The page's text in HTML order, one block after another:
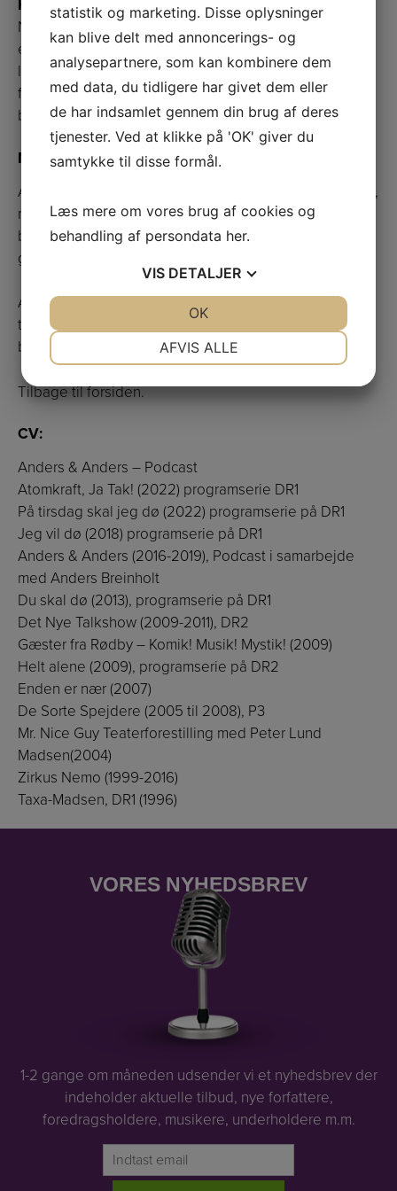
Hvad som helst (målrettet)
Nu er det kundens store tur med Anders Lund Madsen
er skræddersyet efter dine behov, uanset emnet,
længden eller stedet. Hans evne til klog og sjov
formidling sikrer, at selv de mest udfordrende emner
bliver en fornøjelig oplevelse.
Moderator & vært
Anders Lund Madsen excellerer ikke kun i egne shows,
men som moderator og vært ved alle typer af
begivenheder. hans rolige tilgang og dyb forståelse
gør komplekse emner forståelige og underholdende.
Anders Lund Madsen booker du hos ARTE Booking på
telefon 3848 1400 eller på mail
booking@artebooking.dk.
Tilbage til forsiden.
CV:
Anders & Anders – Podcast
Atomkraft, Ja Tak! (2022) programserie DR1
På tirsdag skal jeg dø (2022) programserie på DR1
Jeg vil dø (2018) programserie på DR1
Anders & Anders (2016-2019), Podcast i samarbejde
med Anders Breinholt
Du skal dø (2013), programserie på DR1
Det Nye Talkshow (2009-2011), DR2
Gæster fra Rødby – Komik! Musik! Mystik! (2009)
Helt alene (2009), programserie på DR2
Enden er nær (2007)
De Sorte Spejdere (2005 til 2008​), P3​
Mr. Nice Guy Teaterforestilling med Peter Lund
Madsen(2004)
Zirkus Nemo​ (1999-2016)
Taxa-Madsen, DR1 (1996)
VORES NYHEDSBREV
1-2 gange om måneden udsender vi et nyhedsbrev der
indeholder aktuelle tilbud, nye forfattere,
foredragsholdere, musikere, underholdere m.m.
statistik og marketing. Disse oplysninger
kan blive delt med annoncerings- og
analysepartnere, som kan kombinere dem
med data, du tidligere har givet dem eller
de har indsamlet gennem din brug af deres
tjenester. Ved at klikke på 'OK' giver du
samtykke til disse formål.
Læs mere om vores brug af cookies og
behandling af persondata her.
VIS DETALJER
AFVIS ALLE
OK